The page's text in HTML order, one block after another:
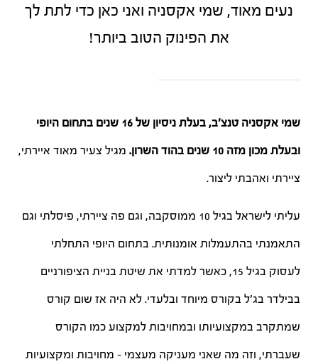
נעים מאוד, שמי אקסניה ואני כאן כדי לתת לך
את הפינוק הטוב ביותר!
שמי אקסניה טנצ'ב, בעלת ניסיון של 16 שנים בתחום היופי
ובעלת מכון מזה 10 שנים בהוד השרון. מגיל צעיר מאוד איירתי,
ציירתי ואהבתי ליצור.
עליתי לישראל בגיל 10 ממוסקבה, וגם פה ציירתי, פיסלתי וגם
התאמנתי בהתעמלות אומנותית. בתחום היופי התחלתי
לעסוק בגיל 15, כאשר למדתי את שיטת בניית הציפורניים
בבילדר בג'ל בקורס מיוחד ובלעדי. לא היה אז שום קורס
שמתקרב במקצועיותו ובמחויבות למקצוע כמו הקורס
שעברתי, וזה מה שאני מעניקה מעצמי – מחויבות ומקצועיות